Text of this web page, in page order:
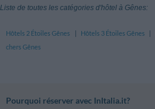
Liste de toutes les catégories d'hôtel à Gênes:
Hôtels 2 Étoiles Gênes Hôtels 3 Étoiles Gênes
chers Gênes
Pourquoi réserver avec InItalia.it?